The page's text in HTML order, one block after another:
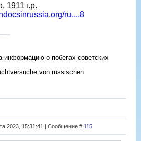
1911 г.р.
ru....8
информацию о побегах советских
von russischen
2023, 15:31:41 | Сообщение # 115